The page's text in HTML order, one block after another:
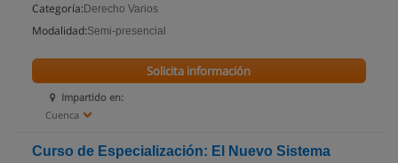
Categoría: Derecho Varios
Modalidad:Semi-presencial
Impartido en:
Cuenca
Solicita información
Curso de Especialización: El Nuevo Sistema